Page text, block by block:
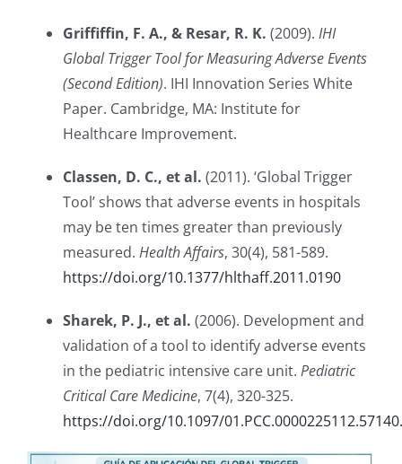
Griffiffin, F. A., & Resar, R. K. (2009). IHI
Global Trigger Tool for Measuring Adverse Events
(Second Edition). IHI Innovation Series White
Paper. Cambridge, MA: Institute for
Healthcare Improvement.
Classen, D. C., et al. (2011). ‘Global Trigger
Tool’ shows that adverse events in hospitals
may be ten times greater than previously
measured. Health Affairs, 30(4), 581-589.
https://doi.org/10.1377/hlthaff.2011.0190
Sharek, P. J., et al. (2006). Development and
validation of a tool to identify adverse events
in the pediatric intensive care unit. Pediatric
Critical Care Medicine, 7(4), 320-325.
https://doi.org/10.1097/